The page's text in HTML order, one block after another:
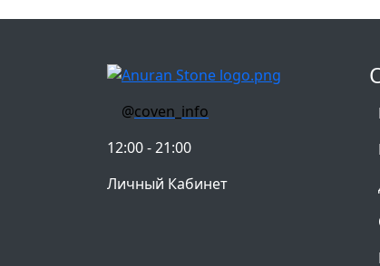
@coven_info
12:00 - 21:00
Личный Кабинет